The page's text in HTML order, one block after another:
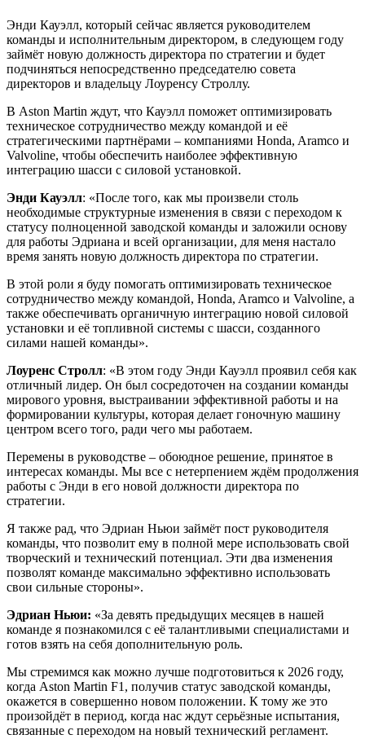
Энди Кауэлл, который сейчас является руководителем
команды и исполнительным директором, в следующем году
займёт новую должность директора по стратегии и будет
подчиняться непосредственно председателю совета
директоров и владельцу Лоуренсу Строллу.
В Aston Martin ждут, что Кауэлл поможет оптимизировать
техническое сотрудничество между командой и её
стратегическими партнёрами – компаниями Honda, Aramco и
Valvoline, чтобы обеспечить наиболее эффективную
интеграцию шасси с силовой установкой.
Энди Кауэлл: «После того, как мы произвели столь
необходимые структурные изменения в связи с переходом к
статусу полноценной заводской команды и заложили основу
для работы Эдриана и всей организации, для меня настало
время занять новую должность директора по стратегии.
В этой роли я буду помогать оптимизировать техническое
сотрудничество между командой, Honda, Aramco и Valvoline, а
также обеспечивать органичную интеграцию новой силовой
установки и её топливной системы с шасси, созданного
силами нашей команды».
Лоуренс Стролл: «В этом году Энди Кауэлл проявил себя как
отличный лидер. Он был сосредоточен на создании команды
мирового уровня, выстраивании эффективной работы и на
формировании культуры, которая делает гоночную машину
центром всего того, ради чего мы работаем.
Перемены в руководстве – обоюдное решение, принятое в
интересах команды. Мы все с нетерпением ждём продолжения
работы с Энди в его новой должности директора по
стратегии.
Я также рад, что Эдриан Ньюи займёт пост руководителя
команды, что позволит ему в полной мере использовать свой
творческий и технический потенциал. Эти два изменения
позволят команде максимально эффективно использовать
свои сильные стороны».
Эдриан Ньюи: «За девять предыдущих месяцев в нашей
команде я познакомился с её талантливыми специалистами и
готов взять на себя дополнительную роль.
Мы стремимся как можно лучше подготовиться к 2026 году,
когда Aston Martin F1, получив статус заводской команды,
окажется в совершенно новом положении. К тому же это
произойдёт в период, когда нас ждут серьёзные испытания,
связанные с переходом на новый технический регламент.